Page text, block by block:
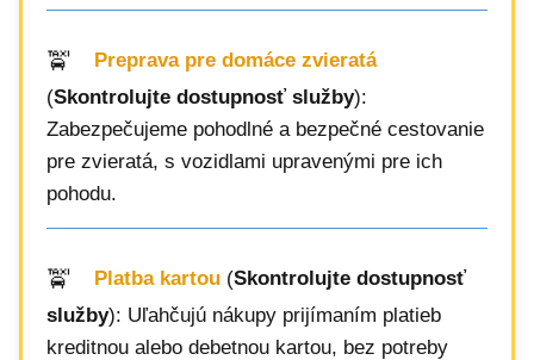
Preprava pre domáce zvieratá
(Skontrolujte dostupnosť služby):
Zabezpečujeme pohodlné a bezpečné cestovanie
pre zvieratá, s vozidlami upravenými pre ich
pohodu.
Platba kartou (Skontrolujte dostupnosť
služby): Uľahčujú nákupy prijímaním platieb
kreditnou alebo debetnou kartou, bez potreby